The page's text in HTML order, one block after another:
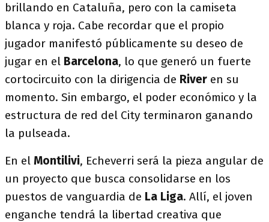
brillando en Cataluña, pero con la camiseta
blanca y roja. Cabe recordar que el propio
jugador manifestó públicamente su deseo de
jugar en el Barcelona, lo que generó un fuerte
cortocircuito con la dirigencia de River en su
momento. Sin embargo, el poder económico y la
estructura de red del City terminaron ganando
la pulseada.
En el Montilivi, Echeverri será la pieza angular de
un proyecto que busca consolidarse en los
puestos de vanguardia de La Liga. Allí, el joven
enganche tendrá la libertad creativa que